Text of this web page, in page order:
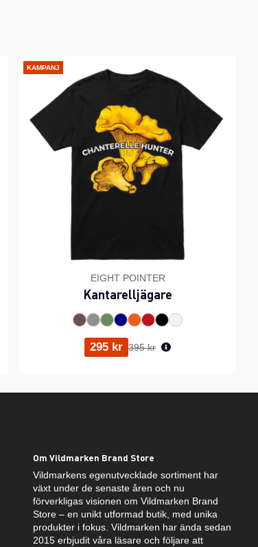
KAMPANJ
EIGHT POINTER
Kantarelljägare
295 kr Ordinarie pris:
395 kr
Om Vildmarken Brand Store
Vildmarkens egenutvecklade sortiment har
växt under de senaste åren och nu
förverkligas visionen om Vildmarken Brand
Store – en unikt utformad butik, med unika
produkter i fokus. Vildmarken har ända sedan
2015 erbjudit våra läsare och följare att